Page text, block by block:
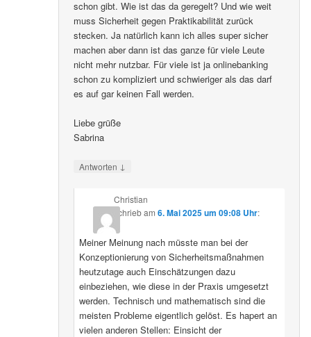
schon gibt. Wie ist das da geregelt? Und wie weit
muss Sicherheit gegen Praktikabilität zurück
stecken. Ja natürlich kann ich alles super sicher
machen aber dann ist das ganze für viele Leute
nicht mehr nutzbar. Für viele ist ja onlinebanking
schon zu kompliziert und schwieriger als das darf
es auf gar keinen Fall werden.
Liebe grüße
Sabrina
Antworten ↓
Christian
schriebam 6. Mai 2025 um 09:08 Uhr:
Meiner Meinung nach müsste man bei der
Konzeptionierung von Sicherheitsmaßnahmen
heutzutage auch Einschätzungen dazu
einbeziehen, wie diese in der Praxis umgesetzt
werden. Technisch und mathematisch sind die
meisten Probleme eigentlich gelöst. Es hapert an
vielen anderen Stellen: Einsicht der